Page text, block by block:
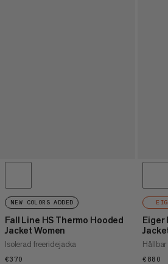
NEW COLORS ADDED
Fall Line HS Thermo Hooded
Jacket Women
Isolerad freeridejacka
€370
Eiger
€880